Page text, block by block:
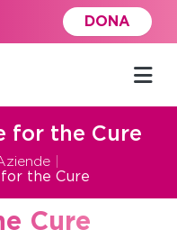
DONA
for the Cure
the Cure
Cure